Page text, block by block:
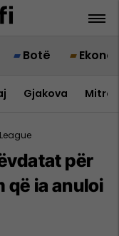
Botë
Gjakova
për
që ia anuloi